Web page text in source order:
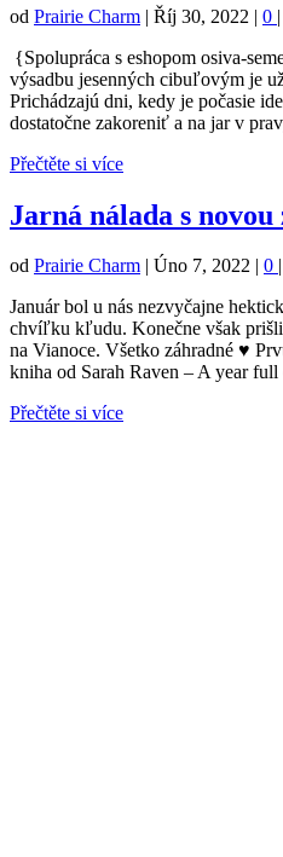
od Prairie Charm | Říj 30, 2022 | 0 |
{Spolupráca s eshopom osiva-
výsadbu jesenných cibuľovým je
Prichádzajú dni, kedy je počasie
dostatočne zakoreniť a na jar v
Přečtěte si více
Jarná nálada s
od Prairie Charm | Úno 7, 2022 | 0 |
Január bol u nás nezvyčajne
chvíľku kľudu. Konečne však prišli
na Vianoce. Všetko záhradné ♥
kniha od Sarah Raven – A year
Přečtěte si více